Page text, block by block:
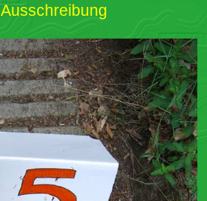
Ausschreibung